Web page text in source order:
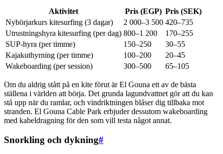
Aktivitet Pris (EGP) Pris (SEK)
Nybörjarkurs kitesurfing (3 dagar)
2 000–3 500 420–735
Utrustningshyra kitesurfing (per dag) 800–1 200
170–255
SUP-hyra (per timme)
150–250
30–55
Kajakuthyrning (per timme)
100–200
20–45
Wakeboarding (per session)
300–500 65–105
Om du aldrig stått på en kite förut är El Gouna ett av de bästa
ställena i världen att börja. Det grunda lagundvattnet gör att du kan
stå upp när du ramlar, och vindriktningen blåser dig tillbaka mot
stranden. El Gouna Cable Park erbjuder dessutom wakeboarding
med kabeldragning för den som vill testa något annat.
Snorkling och dykning#